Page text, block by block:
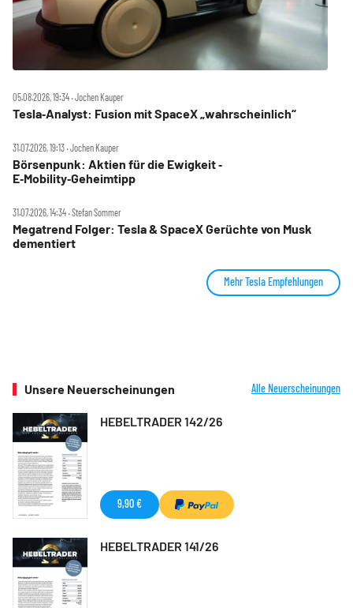
05.08.2026, 19:34 ‧ Jochen Kauper
Tesla‑Analyst: Fusion mit SpaceX „wahrscheinlich“
31.07.2026, 19:13 ‧ Jochen Kauper
Börsenpunk: Aktien für die Ewigkeit ‑
E‑Mobility‑Geheimtipp
31.07.2026, 14:34 ‧ Stefan Sommer
Megatrend Folger: Tesla & SpaceX Gerüchte von Musk
dementiert
Mehr Tesla Empfehlungen
Unsere Neuerscheinungen Alle Neuerscheinungen
HEBELTRADER 142/26
9,90 €
HEBELTRADER 141/26